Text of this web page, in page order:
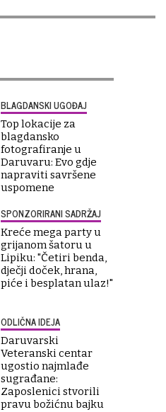
BLAGDANSKI UGOĐAJ
Top lokacije za
blagdansko
fotografiranje u
Daruvaru: Evo gdje
napraviti savršene
uspomene
SPONZORIRANI SADRŽAJ
Kreće mega party u
grijanom šatoru u
Lipiku: "Četiri benda,
dječji doček, hrana,
piće i besplatan ulaz!"
ODLIČNA IDEJA
Daruvarski
Veteranski centar
ugostio najmlađe
sugrađane:
Zaposlenici stvorili
pravu božićnu bajku